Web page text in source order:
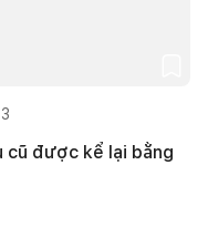
3
cũ được kể lại bằng